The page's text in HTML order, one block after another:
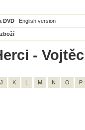
DVD English version
-
J K L M N O P